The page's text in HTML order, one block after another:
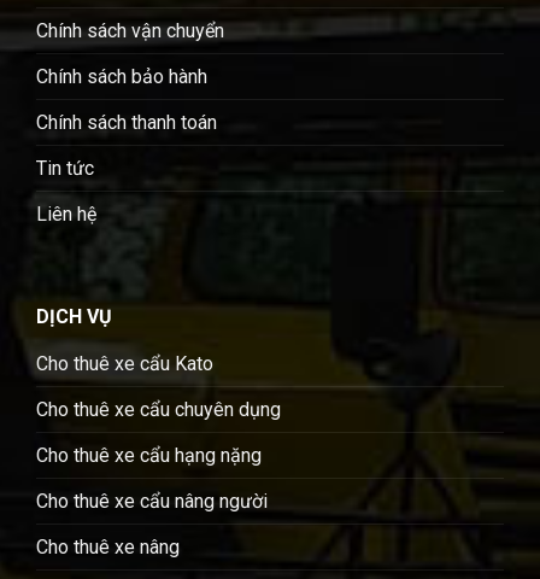
Chính sách vận chuyển
Chính sách bảo hành
Chính sách thanh toán
Tin tức
Liên hệ
DỊCH VỤ
Cho thuê xe cẩu Kato
Cho thuê xe cẩu chuyên dụng
Cho thuê xe cẩu hạng nặng
Cho thuê xe cẩu nâng người
Cho thuê xe nâng